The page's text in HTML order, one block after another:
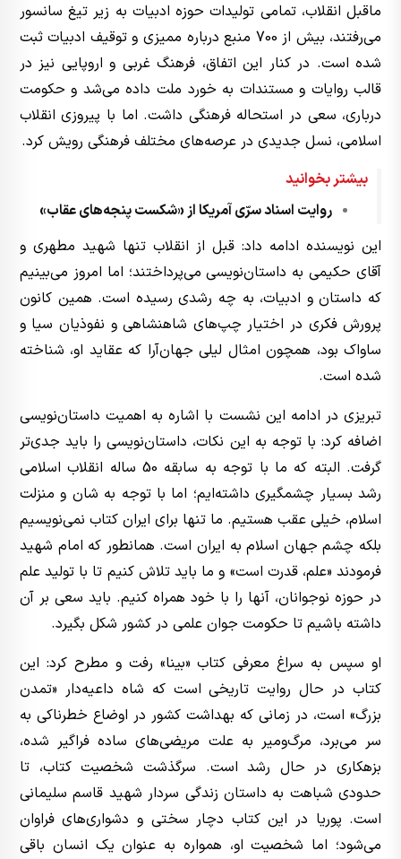
ماقبل انقلاب، تمامی تولیدات حوزه ادبیات به زیر تیغ سانسور
می‌رفتند، بیش از 700 منبع درباره ممیزی و توقیف ادبیات ثبت
شده است. در کنار این اتفاق، فرهنگ غربی و اروپایی نیز در
قالب روایات و مستندات به خورد ملت داده می‌شد و حکومت
درباری، سعی در استحاله فرهنگی داشت. اما با پیروزی انقلاب
اسلامی، نسل جدیدی در عرصه‌های مختلف فرهنگی رویش کرد.
بیشتر بخوانید
روایت اسناد سرّی آمریکا از «شکست پنجه‌های عقاب»
این نویسنده ادامه داد: قبل از انقلاب تنها شهید مطهری و
آقای حکیمی به داستان‌نویسی می‌پرداختند؛ اما امروز می‌بینیم
که داستان و ادبیات، به چه رشدی رسیده است. همین کانون
پرورش فکری در اختیار چپ‌های شاهنشاهی و نفوذیان سیا و
ساواک بود، همچون امثال لیلی جهان‌آرا که عقاید او، شناخته
شده است.
تبریزی در ادامه این نشست با اشاره به اهمیت داستان‌نویسی
اضافه کرد: با توجه به این نکات، داستان‌نویسی را باید جدی‌تر
گرفت. البته که ما با توجه به سابقه 50 ساله انقلاب اسلامی
رشد بسیار چشمگیری داشته‌ایم؛ اما با توجه به شان و منزلت
اسلام، خیلی عقب هستیم. ما تنها برای ایران کتاب نمی‌نویسیم
بلکه چشم جهان اسلام به ایران است. همانطور که امام شهید
فرمودند «علم، قدرت است» و ما باید تلاش کنیم تا با تولید علم
در حوزه نوجوانان، آنها را با خود همراه کنیم. باید سعی بر آن
داشته باشیم تا حکومت جوان علمی در کشور شکل بگیرد.
او سپس به سراغ معرفی کتاب «بینا» رفت و مطرح کرد: این
کتاب در حال روایت تاریخی است که شاه داعیه‌دار «تمدن
بزرگ» است، در زمانی که بهداشت کشور در اوضاع خطرناکی به
سر می‌برد، مرگ‌ومیر به علت مریضی‌های ساده فراگیر شده،
بزهکاری در حال رشد است. سرگذشت شخصیت کتاب، تا
حدودی شباهت به داستان زندگی سردار شهید قاسم سلیمانی
است. پوریا در این کتاب دچار سختی و دشواری‌های فراوان
می‌شود؛ اما شخصیت او، همواره به عنوان یک انسان باقی